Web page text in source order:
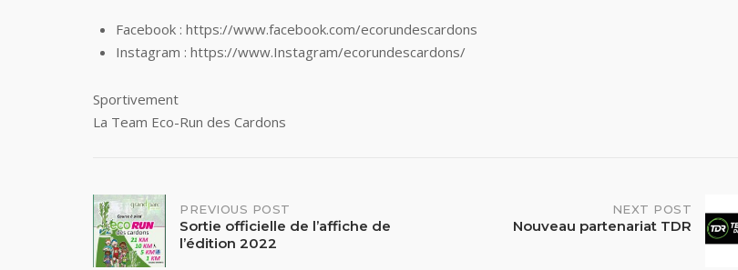
Facebook : https://www.facebook.com/ecorundescardons
Instagram : https://www.Instagram/ecorundescardons/
Sportivement
La Team Eco-Run des Cardons
Post
navigation
PREVIOUS POST
Sortie officielle de l’affiche de
l’édition 2022
NEXT POST
Nouveau partenariat TDR